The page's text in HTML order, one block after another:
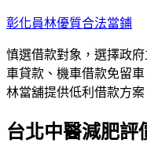
跳
主
要
內
彰化員林優質合法當鋪
慎選借款對象，選擇政
車貸款、機車借款免留
林當舖提供低利借款方
台北中醫減肥評